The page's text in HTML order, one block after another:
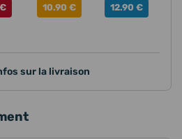
10.90 € 12.90 €
sur la livraison